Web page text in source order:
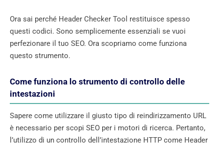
Ora sai perché Header Checker Tool restituisce spesso
questi codici. Sono semplicemente essenziali se vuoi
perfezionare il tuo SEO. Ora scopriamo come funziona
questo strumento.
Come funziona lo strumento di controllo delle
intestazioni
Sapere come utilizzare il giusto tipo di reindirizzamento URL
è necessario per scopi SEO per i motori di ricerca. Pertanto,
l’utilizzo di un controllo dell’intestazione HTTP come Header